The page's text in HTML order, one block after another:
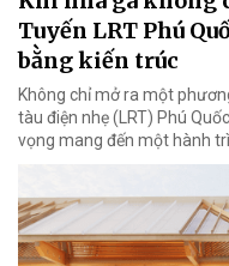
Tuyến LRT Phú
bằng kiến trúc
Không chỉ mở ra một
tàu điện nhẹ (LRT) Phú
vọng mang đến một hành